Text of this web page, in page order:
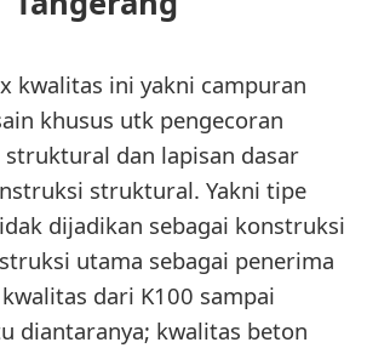
kwalitas ini yakni campuran
khusus utk pengecoran
dan lapisan dasar
struktural. Yakni tipe
dijadikan sebagai konstruksi
utama sebagai penerima
dari K100 sampai
diantaranya; kwalitas beton